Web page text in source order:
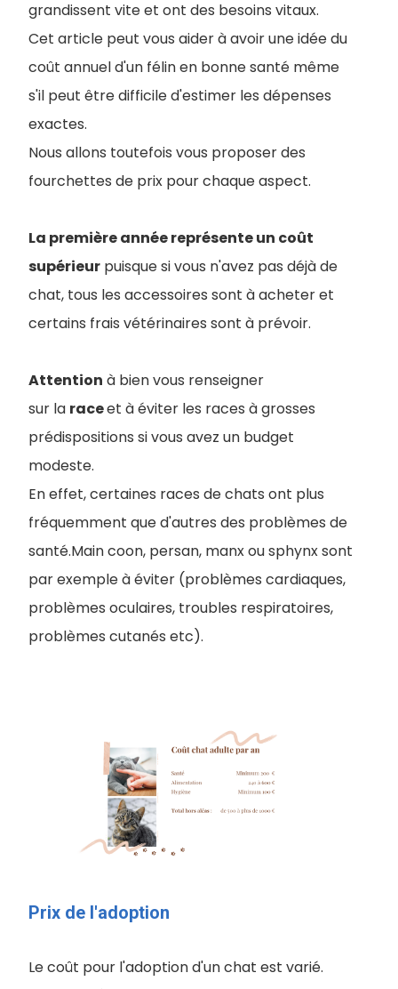
grandissent vite et ont des besoins vitaux.
Cet article peut vous aider à avoir une idée du
coût annuel d'un félin en bonne santé même
s'il peut être difficile d'estimer les dépenses
exactes.
Nous allons toutefois vous proposer des
fourchettes de prix pour chaque aspect.
La première année représente un coût
supérieur puisque si vous n'avez pas déjà de
chat, tous les accessoires sont à acheter et
certains frais vétérinaires sont à prévoir.
Attention à bien vous renseigner
sur la raceet à éviter les races à grosses
prédispositions si vous avez un budget
modeste.
En effet, certaines races de chats ont plus
fréquemment que d'autres des problèmes de
santé.Main coon, persan, manx ou sphynx sont
par exemple à éviter (problèmes cardiaques,
problèmes oculaires, troubles respiratoires,
problèmes cutanés etc).
Prix de l'adoption
Le coût pour l'adoption d'un chat est varié.